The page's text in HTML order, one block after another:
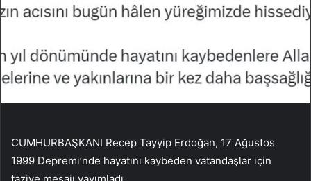
CUMHURBAŞKANI Recep Tayyip Erdoğan, 17 Ağustos
1999 Depremi’nde hayatını kaybeden vatandaşlar için